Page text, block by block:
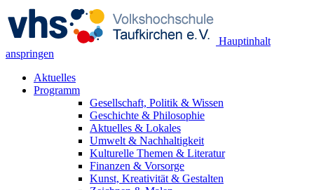
Hauptinhalt
anspringen
Aktuelles
Programm
Gesellschaft, Politik & Wissen
Geschichte & Philosophie
Aktuelles & Lokales
Umwelt & Nachhaltigkeit
Kulturelle Themen & Literatur
Finanzen & Vorsorge
Kunst, Kreativität & Gestalten